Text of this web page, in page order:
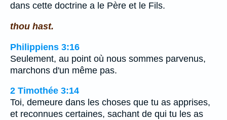
dans cette doctrine a le Père et le Fils.
thou hast.
Philippiens 3:16
Seulement, au point où nous sommes parvenus,
marchons d'un même pas.
2 Timothée 3:14
Toi, demeure dans les choses que tu as apprises,
et reconnues certaines, sachant de qui tu les as